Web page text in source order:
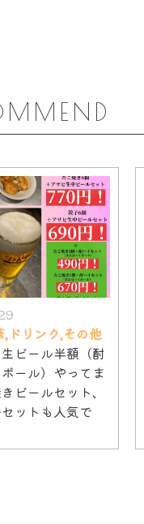
,ドリンク,その他
ビール半額（酎
ール）やってま
ビールセット、
ットも人気で